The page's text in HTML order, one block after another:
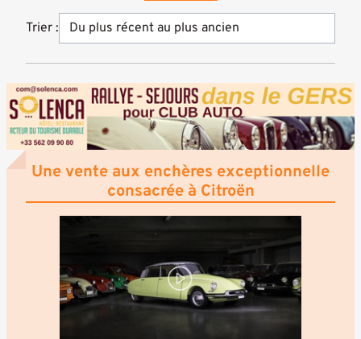
Trier :
Une vente aux enchères exceptionnelle
consacrée à Citroën